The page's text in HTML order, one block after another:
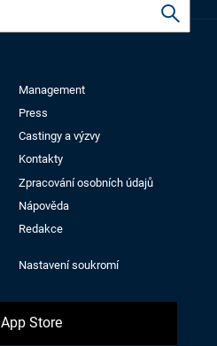
Management
Press
Castingy a výzvy
Kontakty
Zpracování osobních údajů
Nápověda
Redakce
Nastavení soukromí
App Store